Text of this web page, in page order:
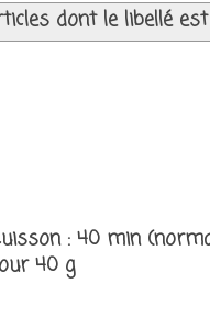
dont le libellé est
: 40 min
40 g